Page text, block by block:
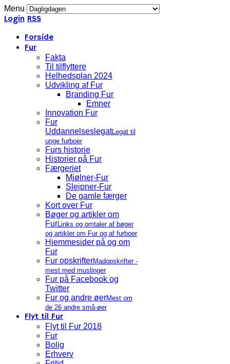
Menu
Login RSS
Forside
Fur
Fakta
Til tilflyttere
Helhedsplan 2024
Udvikling af Fur
Branding Fur
Emner
Innovation Fur
Fur
UddannelseslegatLegat til
unge furboer
Furs historie
Historier på Fur
Færgeriet
Mjølner-Fur
Sleipner-Fur
De gamle færger
Kort over Fur
Bøger og artikler om
FurLinks og omtaler af bøger
og artikler om Fur og af furboer
Hjemmesider på og om
Fur
Fur opskrifterMadopskrifter -
mest med muslinger
Fur på Facebook og
Twitter
Fur og andre øerMest om
de 26 andre små-øer
Flyt til Fur
Flyt til Fur 2018
Fur
Bolig
Erhverv